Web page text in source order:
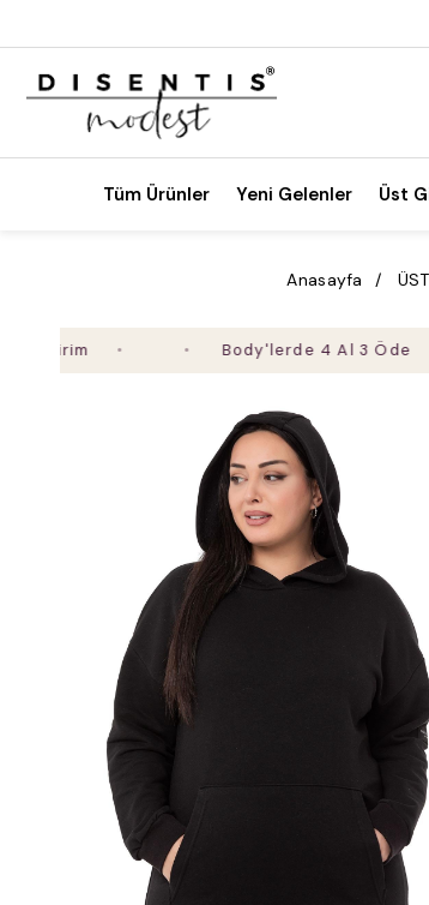
Tüm Ürünler Yeni Gelenler Üst
Anasayfa
Body'lerde 4 Al 3 Öde